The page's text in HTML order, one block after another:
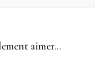
aimer...